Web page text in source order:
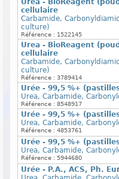
cellulaire
Carbamide,
culture)
Référence : 1522145
Urea - BioReagent
cellulaire
Carbamide,
culture)
Référence : 3789414
Urée - 99,5 %+
Urea, Carbamide,
Référence : 8548917
Urée - 99,5 %+
Urea, Carbamide,
Référence : 4853761
Urée - 99,5 %+
Urea, Carbamide,
Référence : 5944680
Urée - P.A., ACS, Ph.